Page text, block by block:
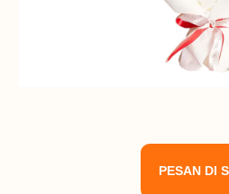
PESAN DI